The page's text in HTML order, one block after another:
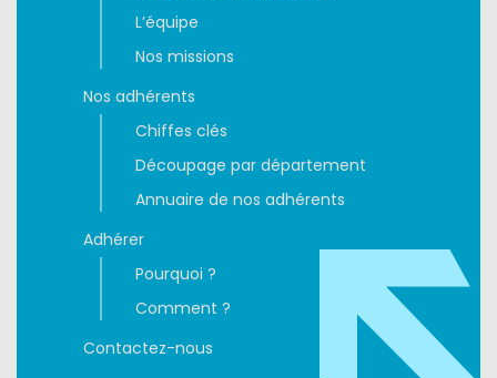
L’équipe
Nos missions
Nos adhérents
Chiffes clés
Découpage par département
Annuaire de nos adhérents
Adhérer
Pourquoi ?
Comment ?
Contactez-nous